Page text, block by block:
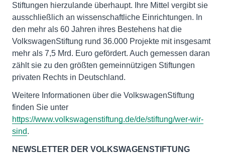
Stiftungen hierzulande überhaupt. Ihre Mittel vergibt sie
ausschließlich an wissenschaftliche Einrichtungen. In
den mehr als 60 Jahren ihres Bestehens hat die
VolkswagenStiftung rund 36.000 Projekte mit insgesamt
mehr als 7,5 Mrd. Euro gefördert. Auch gemessen daran
zählt sie zu den größten gemeinnützigen Stiftungen
privaten Rechts in Deutschland.
Weitere Informationen über die VolkswagenStiftung
finden Sie unter
https://www.volkswagenstiftung.de/de/stiftung/wer-wir-
sind.
NEWSLETTER DER VOLKSWAGENSTIFTUNG